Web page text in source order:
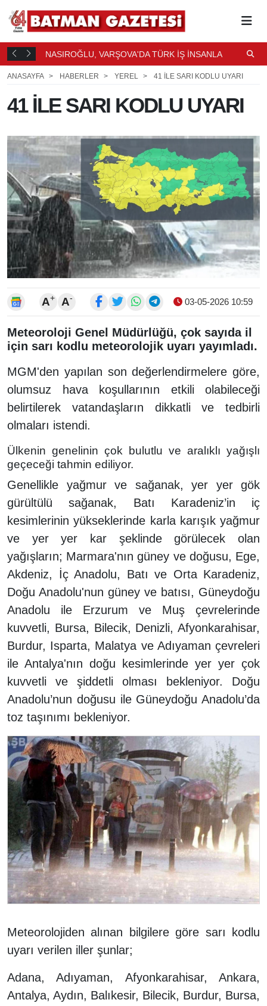
NASIROĞLU, VARŞOVA'DA TÜRK İŞ İNSANLARIYLA
BULUŞTU
ANASAYFA HABERLER YEREL 41 İLE SARI KODLU UYARI
41 İLE SARI KODLU UYARI
A+ A- 03-05-2026 10:59
Meteoroloji Genel Müdürlüğü, çok sayıda il
için sarı kodlu meteorolojik uyarı yayımladı.
MGM'den yapılan son değerlendirmelere göre,
olumsuz hava koşullarının etkili olabileceği
belirtilerek vatandaşların dikkatli ve tedbirli
olmaları istendi.
Ülkenin genelinin çok bulutlu ve aralıklı yağışlı
geçeceği tahmin ediliyor.
Genellikle yağmur ve sağanak, yer yer gök
gürültülü sağanak, Batı Karadeniz’in iç
kesimlerinin yükseklerinde karla karışık yağmur
ve yer yer kar şeklinde görülecek olan
yağışların; Marmara'nın güney ve doğusu, Ege,
Akdeniz, İç Anadolu, Batı ve Orta Karadeniz,
Doğu Anadolu'nun güney ve batısı, Güneydoğu
Anadolu ile Erzurum ve Muş çevrelerinde
kuvvetli, Bursa, Bilecik, Denizli, Afyonkarahisar,
Burdur, Isparta, Malatya ve Adıyaman çevreleri
ile Antalya'nın doğu kesimlerinde yer yer çok
kuvvetli ve şiddetli olması bekleniyor. Doğu
Anadolu’nun doğusu ile Güneydoğu Anadolu’da
toz taşınımı bekleniyor.
Meteorolojiden alınan bilgilere göre sarı kodlu
uyarı verilen iller şunlar;
Adana, Adıyaman, Afyonkarahisar, Ankara,
Antalya, Aydın, Balıkesir, Bilecik, Burdur, Bursa,